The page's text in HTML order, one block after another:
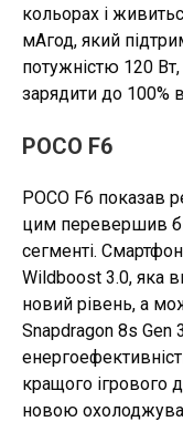
кольорах і
мАгод, який
потужністю 120
зарядити до 100%
POCO F6
POCO F6 показав
цим перевершив
сегменті.
Wildboost 3.0, яка
новий рівень, а
Snapdragon 8s
кращого ігрового
новою